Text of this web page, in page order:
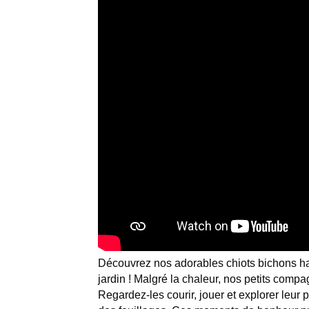
Découvrez nos adorables chiots bichons
jardin ! Malgré la chaleur, nos petits
Regardez-les courir, jouer et explorer leur